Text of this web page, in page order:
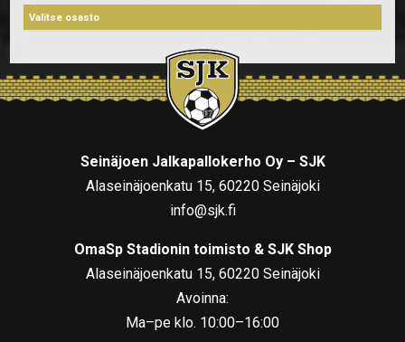
Seinäjoen Jalkapallokerho Oy – SJK
Alaseinäjoenkatu 15, 60220 Seinäjoki
info@sjk.fi
OmaSp Stadionin toimisto & SJK Shop
Alaseinäjoenkatu 15, 60220 Seinäjoki
Avoinna:
Ma–pe klo. 10:00–16:00